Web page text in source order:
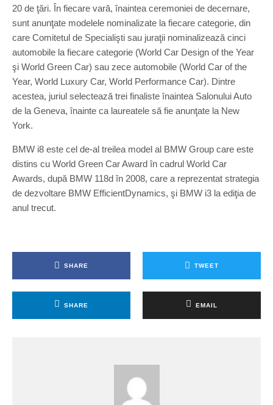
20 de ţări. În fiecare vară, înaintea ceremoniei de decernare,
sunt anunţate modelele nominalizate la fiecare categorie, din
care Comitetul de Specialişti sau juraţii nominalizează cinci
automobile la fiecare categorie (World Car Design of the Year
şi World Green Car) sau zece automobile (World Car of the
Year, World Luxury Car, World Performance Car). Dintre
acestea, juriul selectează trei finaliste înaintea Salonului Auto
de la Geneva, înainte ca laureatele să fie anunţate la New
York.
BMW i8 este cel de-al treilea model al BMW Group care este
distins cu World Green Car Award în cadrul World Car
Awards, după BMW 118d în 2008, care a reprezentat strategia
de dezvoltare BMW EfficientDynamics, şi BMW i3 la ediţia de
anul trecut.
SHARE TWEET
SHARE EMAIL